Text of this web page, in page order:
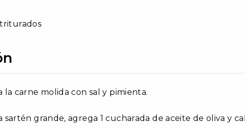
la carne molida con sal y pimienta.
sartén grande, agrega 1 cucharada de aceite de oliva y